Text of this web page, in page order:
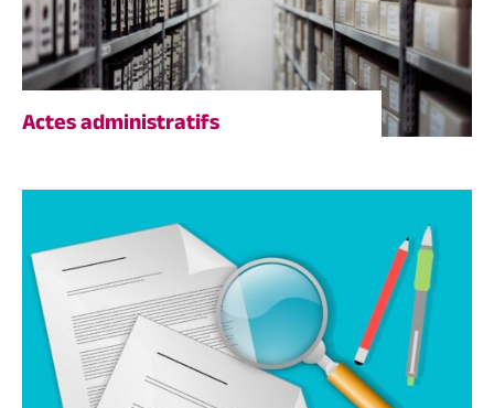
Actes administratifs